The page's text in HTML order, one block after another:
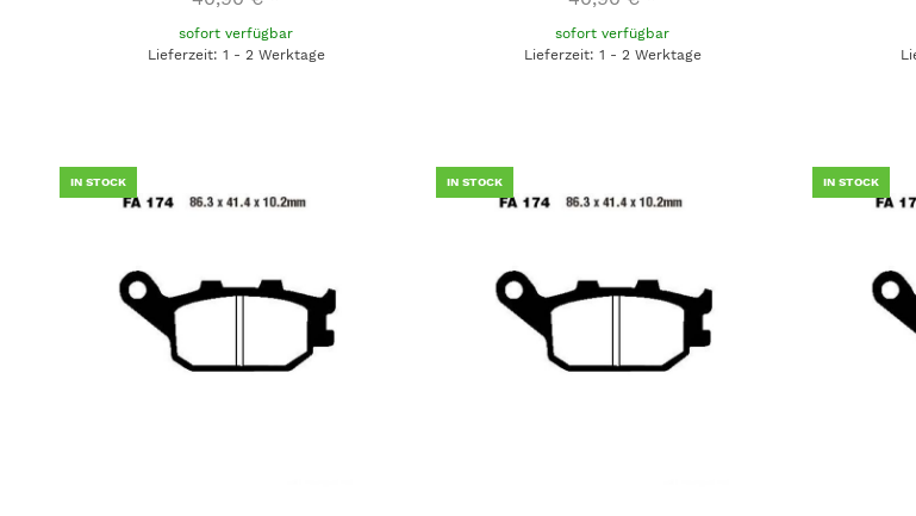
sofort verfügbar
Lieferzeit: 1 - 2 Werktage
sofort verfügbar
Lieferzeit: 1 - 2 Werktage
IN STOCK IN STOCK IN STOCK